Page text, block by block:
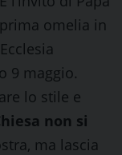
omelia in
9 maggio.
lo stile e
non si
ma lascia